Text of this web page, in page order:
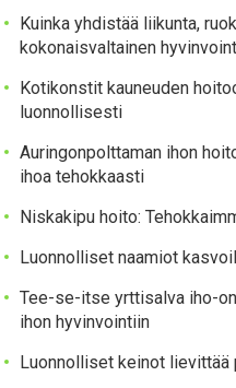
Kuinka yhdistää liikunta,
kokonaisvaltainen
Kotikonstit kauneuden
luonnollisesti
Auringonpolttaman ihon
ihoa tehokkaasti
Niskakipu hoito:
Luonnolliset naamiot
Tee-se-itse yrttisalva iho-
ihon hyvinvointiin
Luonnolliset keinot lievittää